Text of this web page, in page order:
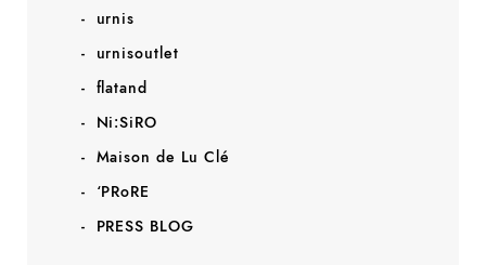
urnis
urnisoutlet
flatand
Ni:SiRO
Maison de Lu Clé
‘PRoRE
PRESS BLOG